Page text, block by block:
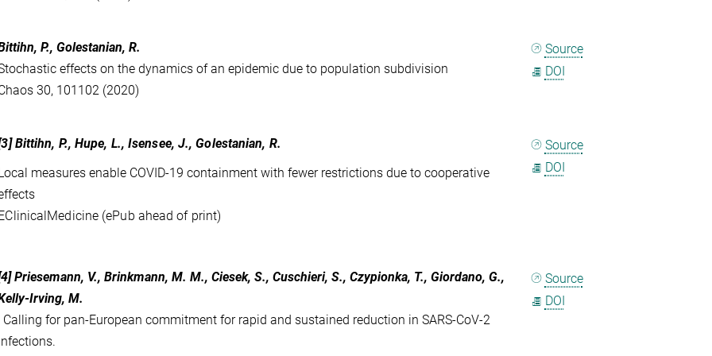
P., Golestanian, R.
effects on the dynamics of an epidemic due to population subdivision
30, 101102 (2020)
Source
DOI
Bittihn, P., Hupe, L., Isensee, J., Golestanian, R.
Local measures enable COVID-19 containment with fewer restrictions due to cooperative
EClinicalMedicine (ePub ahead of print)
Source
DOI
Priesemann, V., Brinkmann, M. M., Ciesek, S., Cuschieri, S., Czypionka, T., Giordano, G.,
Irving, M.
Calling for pan-European commitment for rapid and sustained reduction in SARS-CoV-2
Source
DOI